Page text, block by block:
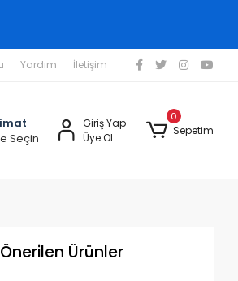
Yardım İletişim
Seçin
Giriş Yap
Üye Ol
0
Sepetim
Önerilen Ürünler